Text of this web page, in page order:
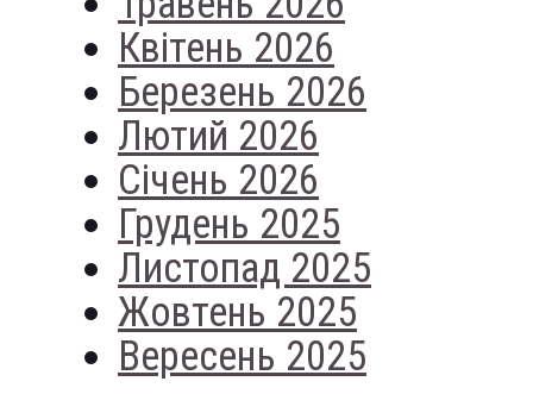
Квітень 2026
Березень 2026
Лютий 2026
Січень 2026
Грудень 2025
Листопад 2025
Жовтень 2025
Вересень 2025